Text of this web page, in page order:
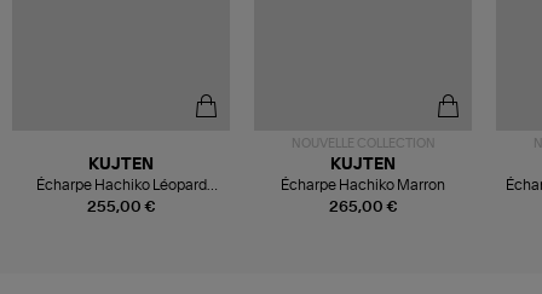
255,00 €
KUJTEN
Écharpe Hachiko Léopard
Marron
NOUVELLE COLLECTION
265,00 €
KUJTEN
Écharpe Hachiko Marron